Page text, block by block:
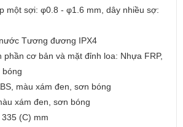
một sợi: φ0.8 - φ1.6 mm, dây nhiều sợ:
Tương đương IPX4
phần cơ bản và mặt đỉnh loa: Nhựa FRP,
bóng
màu xám đen, sơn bóng
xám đen, sơn bóng
(C) mm